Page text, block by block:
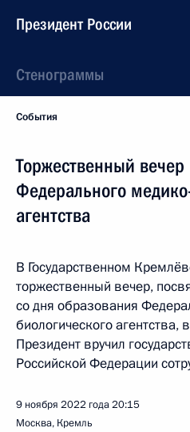
Президент России
Стенограммы
События
Торжественный
Федерального
агентства
В Государственном
торжественный вечер,
со дня образования
биологического агентства,
Президент вручил
Российской Федерации
9 ноября 2022 года20:15
Москва, Кремль